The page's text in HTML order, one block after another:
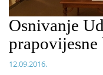
Osnivanje
prapovijesne
12.09.2016.